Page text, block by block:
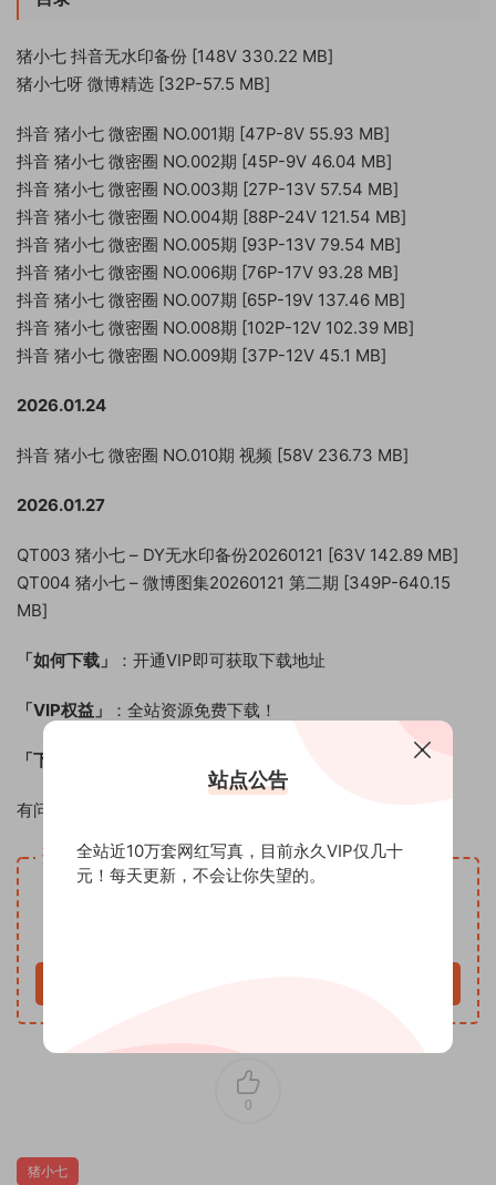
猪小七 抖音无水印备份 [148V 330.22 MB]
猪小七呀 微博精选 [32P-57.5 MB]
抖音 猪小七 微密圈 NO.001期 [47P-8V 55.93 MB]
抖音 猪小七 微密圈 NO.002期 [45P-9V 46.04 MB]
抖音 猪小七 微密圈 NO.003期 [27P-13V 57.54 MB]
抖音 猪小七 微密圈 NO.004期 [88P-24V 121.54 MB]
抖音 猪小七 微密圈 NO.005期 [93P-13V 79.54 MB]
抖音 猪小七 微密圈 NO.006期 [76P-17V 93.28 MB]
抖音 猪小七 微密圈 NO.007期 [65P-19V 137.46 MB]
抖音 猪小七 微密圈 NO.008期 [102P-12V 102.39 MB]
抖音 猪小七 微密圈 NO.009期 [37P-12V 45.1 MB]
2026.01.24
抖音 猪小七 微密圈 NO.010期 视频 [58V 236.73 MB]
2026.01.27
QT003 猪小七 – DY无水印备份20260121 [63V 142.89 MB]
QT004 猪小七 – 微博图集20260121 第二期 [349P-640.15
MB]
「如何下载」 ：开通VIP即可获取下载地址
「VIP权益」 ：全站资源免费下载！
「下载方式」
有问题联系客服QQ：1125247970
资源下载
VIP
0
猪小七
站点公告
全站近10万套网红写真，目前永久VIP仅几十
元！每天更新，不会让你失望的。